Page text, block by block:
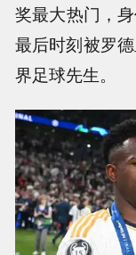
奖最大热门，
最后时刻被罗
界足球先生。